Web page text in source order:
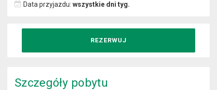
Data przyjazdu: wszystkie dni tyg.
REZERWUJ
Szczegóły pobytu